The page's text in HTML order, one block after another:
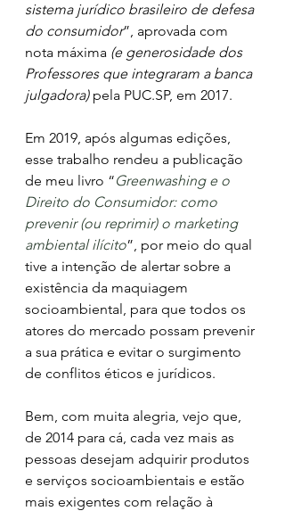
sistema jurídico brasileiro de defesa
do consumidor”, aprovada com
nota máxima (e generosidade dos
Professores que integraram a banca
julgadora) pela PUC.SP, em 2017.
Em 2019, após algumas edições,
esse trabalho rendeu a publicação
de meu livro “Greenwashing e o
Direito do Consumidor: como
prevenir (ou reprimir) o marketing
ambiental ilícito”, por meio do qual
tive a intenção de alertar sobre a
existência da maquiagem
socioambiental, para que todos os
atores do mercado possam prevenir
a sua prática e evitar o surgimento
de conflitos éticos e jurídicos.
Bem, com muita alegria, vejo que,
de 2014 para cá, cada vez mais as
pessoas desejam adquirir produtos
e serviços socioambientais e estão
mais exigentes com relação à